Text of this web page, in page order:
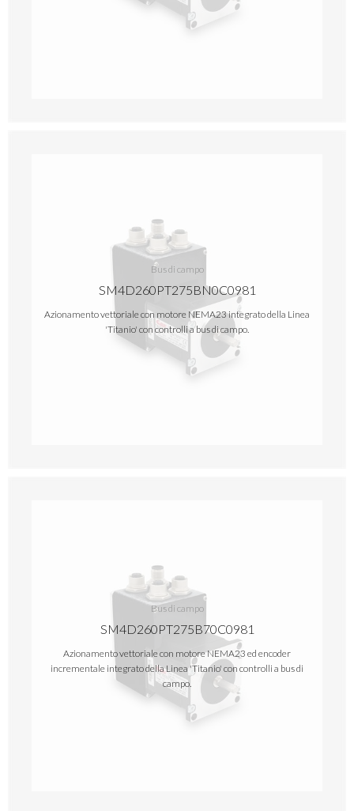
Bus di campo
SM4D260PT275BN0C0981
Azionamento vettoriale con motore NEMA23 integrato della Linea
'Titanio' con controlli a bus di campo.
Bus di campo
SM4D260PT275B70C0981
Azionamento vettoriale con motore NEMA23 ed encoder
incrementale integrato della Linea 'Titanio' con controlli a bus di
campo.